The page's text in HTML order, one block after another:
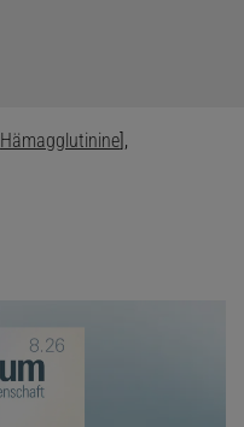
Hämagglutinine],